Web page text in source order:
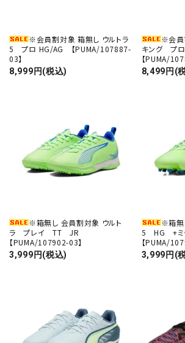
※会員割対象 箱無し ウルトラ
5 プロ HG/AG 【PUMA/107887-
03】
8,999円(税込)
※会員
キング プ
【PUMA/
8,499円(
※箱無し 会員割対象 ウルト
ラ プレイ TT JR
【PUMA/107902-03】
3,999円(税込)
※箱無
5 HG +ミ
【PUMA/
3,999円(
カテゴリー